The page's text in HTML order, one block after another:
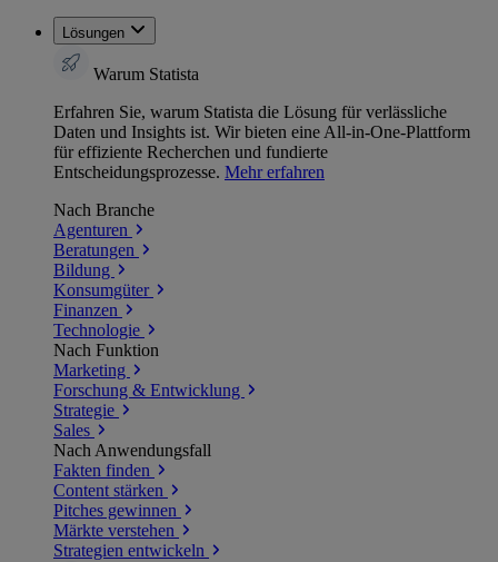
Lösungen
Warum Statista
Erfahren Sie, warum Statista die Lösung für verlässliche
Daten und Insights ist. Wir bieten eine All-in-One-Plattform
für effiziente Recherchen und fundierte
Entscheidungsprozesse. Mehr erfahren
Nach Branche
Agenturen
Beratungen
Bildung
Konsumgüter
Finanzen
Technologie
Nach Funktion
Marketing
Forschung & Entwicklung
Strategie
Sales
Nach Anwendungsfall
Fakten finden
Content stärken
Pitches gewinnen
Märkte verstehen
Strategien entwickeln